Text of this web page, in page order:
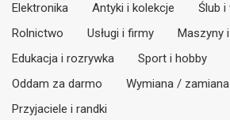
Elektronika
Antyki i kolekcje
Ślub i
Rolnictwo
Usługi i firmy
Maszyny
Edukacja i rozrywka
Sport i hobby
Oddam za darmo
Wymiana / zamiana
Przyjaciele i randki